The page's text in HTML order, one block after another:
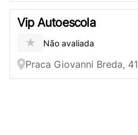
Vip Autoescola
★ Não avaliada
Praca Giovanni Breda, 41